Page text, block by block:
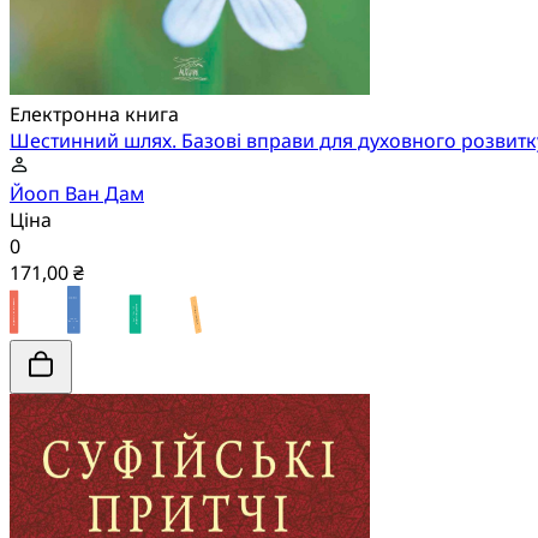
Електронна книга
Шестинний шлях. Базові вправи для духовного
Йооп Ван Дам
Ціна
0
171,00 ₴